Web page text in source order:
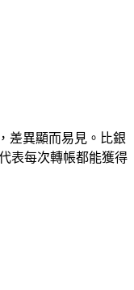
差異顯而易見。比銀
表每次轉帳都能獲得